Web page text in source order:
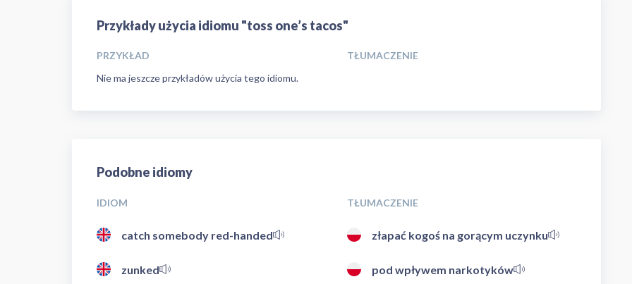
Przykłady użycia idiomu "toss one’s tacos"
PRZYKŁAD
TŁUMACZENIE
Nie ma jeszcze przykładów użycia tego idiomu.
Podobne idiomy
IDIOM TŁUMACZENIE
catch somebody red-handed złapać kogoś na gorącym uczynku
zunked pod wpływem narkotyków